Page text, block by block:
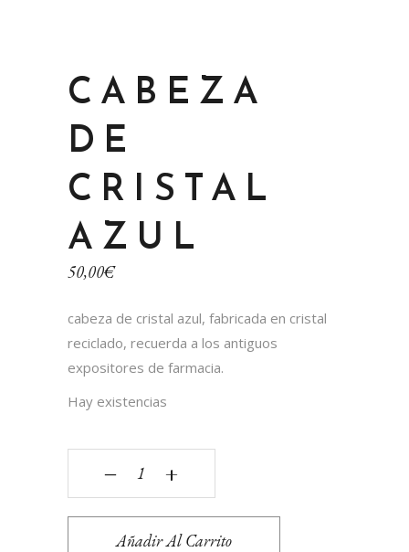
CABEZA
DE
CRISTAL
AZUL
50,00€
cabeza de cristal azul, fabricada en cristal
reciclado, recuerda a los antiguos
expositores de farmacia.
Hay existencias
Cabeza de cristal azul quantity
‒ +
Añadir Al Carrito